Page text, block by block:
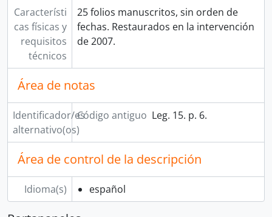
Característi
cas físicas y
requisitos
técnicos
25 folios manuscritos, sin orden de
fechas. Restaurados en la intervención
de 2007.
Área de notas
Identificador/es
alternativo(os)
Código antiguo Leg. 15. p. 6.
Área de control de la descripción
Idioma(s) español